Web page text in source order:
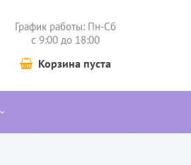
График работы: Пн-Сб
c 9:00 до 18:00
Корзина пуста